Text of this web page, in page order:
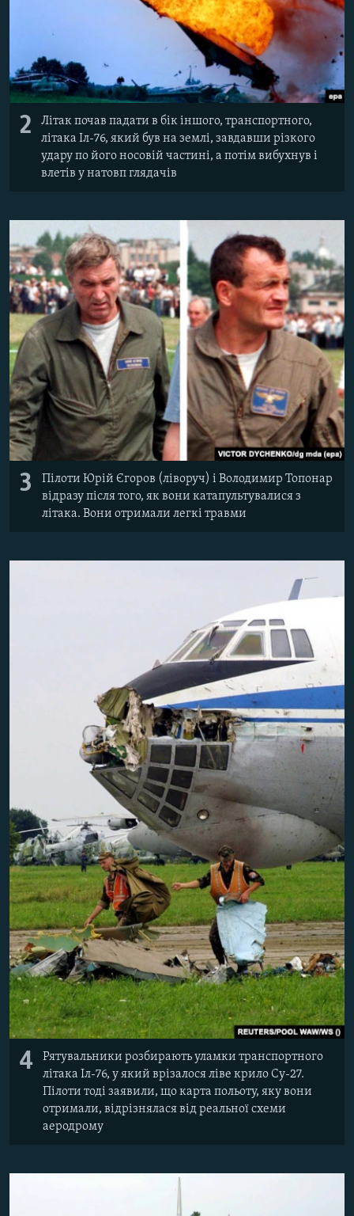
2
Літак почав падати в бік іншого, транспортного,
літака Іл-76, який був на землі, завдавши різкого
удару по його носовій частині, а потім вибухнув і
влетів у натовп глядачів
3
Пілоти Юрій Єгоров (ліворуч) і Володимир Топонар
відразу після того, як вони катапультувалися з
літака. Вони отримали легкі травми
4
Рятувальники розбирають уламки транспортного
літака Іл-76, у який врізалося ліве крило Су-27.
Пілоти тоді заявили, що карта польоту, яку вони
отримали, відрізнялася від реальної схеми
аеродрому